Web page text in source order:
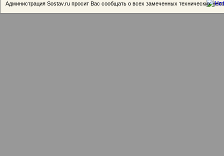
Администрация Sostav.ru просит Вас сообщать о всех замеченных технических